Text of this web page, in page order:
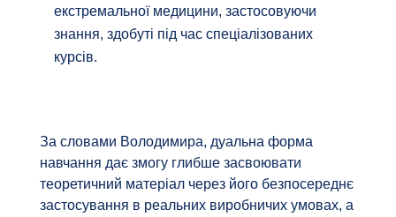
екстремальної медицини, застосовуючи
знання, здобуті під час спеціалізованих
курсів.
За словами Володимира, дуальна форма
навчання дає змогу глибше засвоювати
теоретичний матеріал через його безпосереднє
застосування в реальних виробничих умовах, а